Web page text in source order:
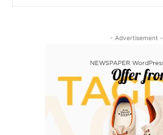
- Advertisement -